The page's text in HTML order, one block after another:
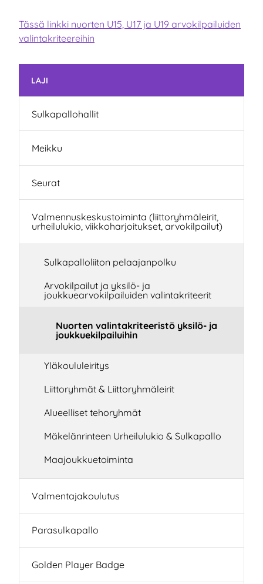
Tässä linkki nuorten U15, U17 ja U19 arvokilpailuiden
valintakriteereihin
Skip subnavigation
LAJI
Sulkapallohallit
Meikku
Seurat
Valmennuskeskustoiminta (liittoryhmäleirit,
urheilulukio, viikkoharjoitukset, arvokilpailut)
Sulkapalloliiton pelaajanpolku
Arvokilpailut ja yksilö- ja
joukkuearvokilpailuiden valintakriteerit
Nuorten valintakriteeristö yksilö- ja
joukkuekilpailuihin
Yläkoululeiritys
Liittoryhmät & Liittoryhmäleirit
Alueelliset tehoryhmät
Mäkelänrinteen Urheilulukio & Sulkapallo
Maajoukkuetoiminta
Valmentajakoulutus
Parasulkapallo
Golden Player Badge